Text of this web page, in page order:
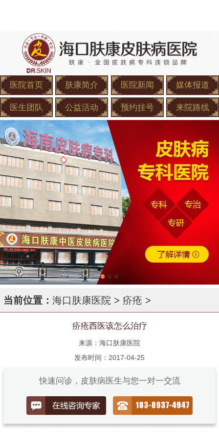
医院首页 肤康简介 医院新闻 媒体报道
医生团队 公益活动 预约挂号 来院路线
当前位置： 海口肤康医院 > 疥疮 >
疥疮西医该怎么治疗
来源：海口肤康医院
发布时间：2017-04-25
快速问诊，皮肤病医生与您一对一交流